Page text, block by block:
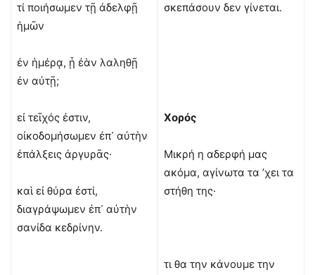
τί ποιήσωμεν τῇ ἀδελφῇ
ἡμῶν
ἐν ἡμέρᾳ, ᾗ ἐὰν λαληθῇ
ἐν αὐτῇ;
εἰ τεῖχός ἐστιν,
οἰκοδομήσωμεν ἐπ᾿ αὐτὴν
ἐπάλξεις ἀργυρᾶς·
καὶ εἰ θύρα ἐστί,
διαγράψωμεν ἐπ᾿ αὐτὴν
σανίδα κεδρίνην.
σκεπάσουν δεν γίνεται.
Χορός
Μικρή η αδερφή μας
ακόμα, αγίνωτα τα ’χει τα
στήθη της·
τι θα την κάνουμε την